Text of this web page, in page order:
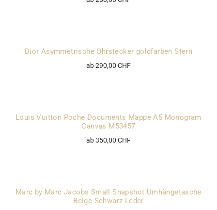
Dior Asymmetrische Ohrstecker goldfarben Stern
ab 290,00 CHF
Louis Vuitton Poche Documents Mappe A5 Monogram
Canvas M53457
ab 350,00 CHF
Marc by Marc Jacobs Small Snapshot Umhängetasche
Beige Schwarz Leder